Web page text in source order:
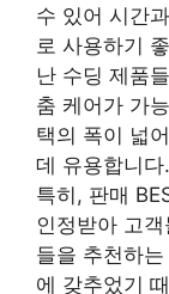
수 있어 시간
로 사용하기
난 수딩 제품
춤 케어가 가
택의 폭이 넓
데 유용합니다.
특히, 판매
인정받아 고
들을 추천하
에 갖추었기